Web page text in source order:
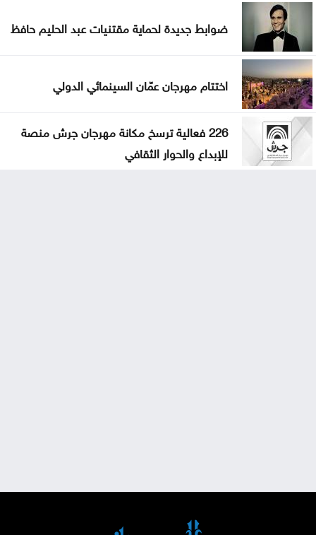
ضوابط جديدة لحماية مقتنيات عبد الحليم حافظ
اختتام مهرجان عمّان السينمائي الدولي
226 فعالية ترسخ مكانة مهرجان جرش منصة
للإبداع والحوار الثقافي